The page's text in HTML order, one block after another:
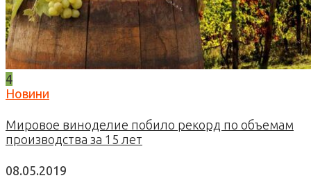
4
Новини
Мировое виноделие побило рекорд по объемам
производства за 15 лет
08.05.2019